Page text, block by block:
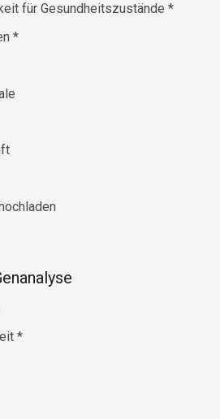
für Gesundheitszustände*
*
*